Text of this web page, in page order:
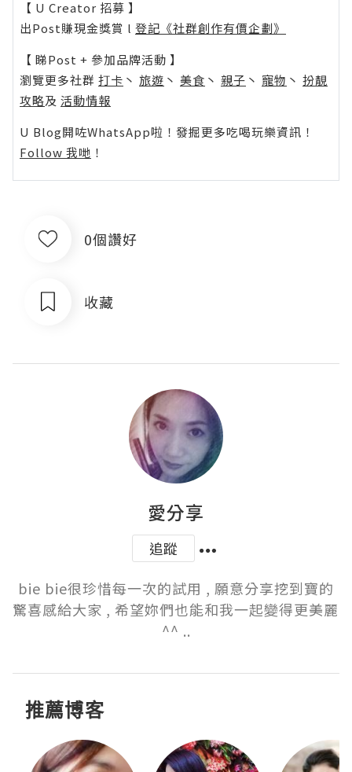
【 U Creator 招募 】
出Post賺現金獎賞 l 登記《社群創作有價企劃》
【 睇Post + 參加品牌活動 】
瀏覽更多社群 打卡 丶 旅遊 丶 美食 丶 親子 丶 寵物 丶 扮靚
攻略及 活動情報
U Blog開咗WhatsApp啦！發掘更多吃喝玩樂資訊！
Follow 我哋 ！
0個讚好
收藏
愛分享
追蹤
bie bie很珍惜每一次的試用 , 願意分享挖到寶的
驚喜感給大家 , 希望妳們也能和我一起變得更美麗
^^ ..
推薦博客